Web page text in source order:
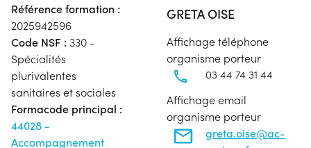
Référence formation :
2025942596
Code NSF : 330 -
Spécialités
plurivalentes
sanitaires et sociales
Formacode principal :
44028 -
Accompagnement
GRETA OISE
Affichage téléphone
organisme porteur
03 44 74 31 44
Affichage email
organisme porteur
greta.oise@ac-